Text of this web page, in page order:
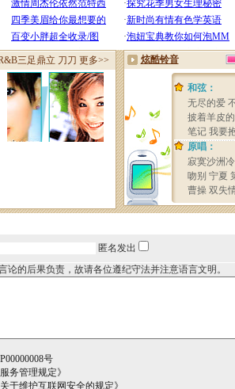
匿名发出
论的后果负责，故请各位遵纪守法并注意语言文明。
号
务管理规定》
于维护互联网安全的规定》